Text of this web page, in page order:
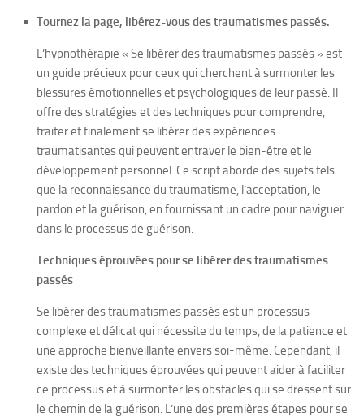
Tournez la page, libérez-vous des traumatismes passés.
L’hypnothérapie « Se libérer des traumatismes passés » est
un guide précieux pour ceux qui cherchent à surmonter les
blessures émotionnelles et psychologiques de leur passé. Il
offre des stratégies et des techniques pour comprendre,
traiter et finalement se libérer des expériences
traumatisantes qui peuvent entraver le bien-être et le
développement personnel. Ce script aborde des sujets tels
que la reconnaissance du traumatisme, l’acceptation, le
pardon et la guérison, en fournissant un cadre pour naviguer
dans le processus de guérison.
Techniques éprouvées pour se libérer des traumatismes
passés
Se libérer des traumatismes passés est un processus
complexe et délicat qui nécessite du temps, de la patience et
une approche bienveillante envers soi-même. Cependant, il
existe des techniques éprouvées qui peuvent aider à faciliter
ce processus et à surmonter les obstacles qui se dressent sur
le chemin de la guérison. L’une des premières étapes pour se